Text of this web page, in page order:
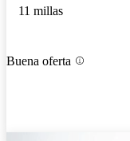
11 millas
Buena oferta